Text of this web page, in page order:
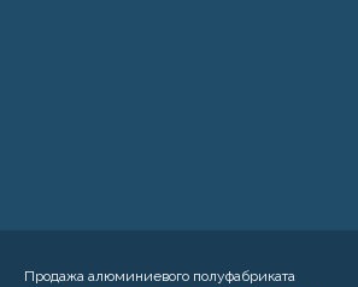
Продажа алюминиевого полуфабриката